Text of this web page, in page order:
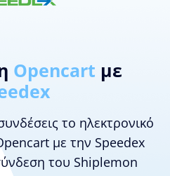
Opencart με
το ηλεκτρονικό
με την Speedex
του Shiplemon